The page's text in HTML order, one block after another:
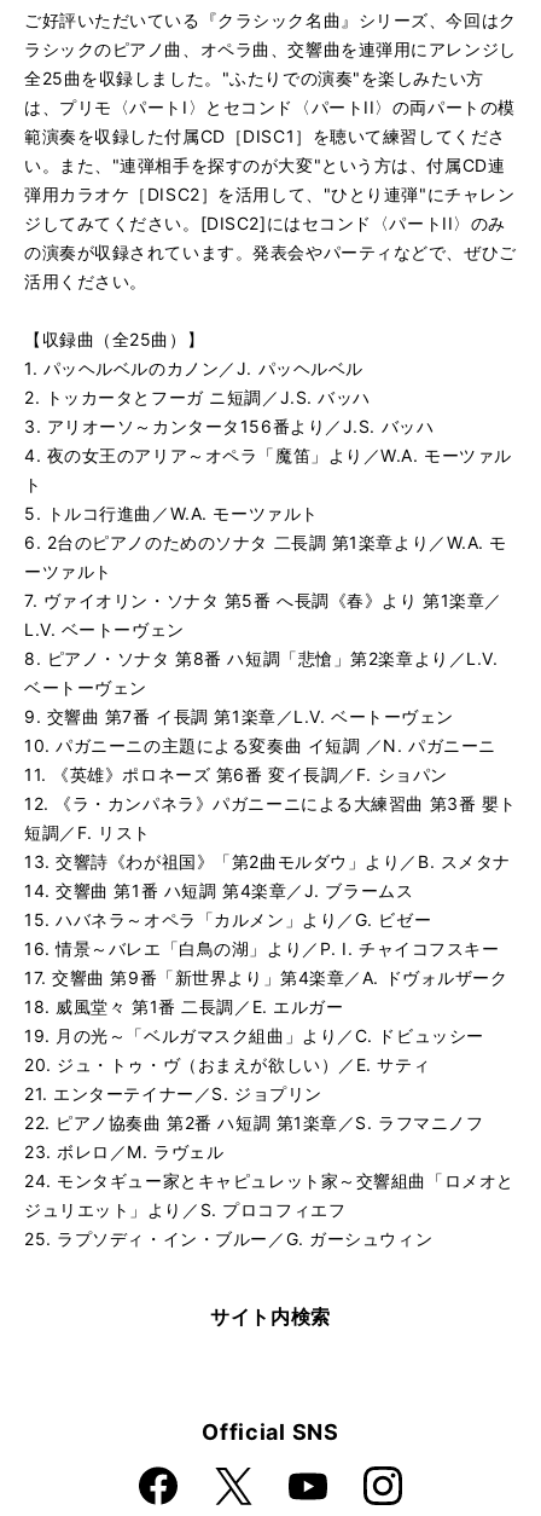
す
再
す
る
再
生
す
る
トルコ行進曲／W.A. モーツァルト [カラオケ]
再
生
す
る
2台のピアノのためのソナタ 二長調 第1楽章より／W.A.
再
生
す
る
2台のピアノのためのソナタ 二長調 第1楽章より／W.A.
再
生
す
る
ヴァイオリン・ソナタ 第5番 へ長調《春》より 第1楽章
再
生
る
ヴァイオリン・ソナタ 第5番 へ長調《春》より 第1楽章
生
す
る
再
生
す
る
ピアノ・ソナタ 第8番 ハ短調「悲愴」第2楽章より／L.V.
再
生
す
交響曲 第7番 イ長調 第1楽章／L.V. ベートーヴェン [模範
再
す
る
交響曲 第7番 イ長調 第1楽章／L.V. ベートーヴェン [カラ
再
生
す
る
パガニーニの主題による変奏曲 イ短調 ／N. パガニーニ [
再
生
す
パガニーニの主題による変奏曲 イ短調 ／N. パガニーニ [
再
す
る
《英雄》ポロネーズ 第6番 変イ長調／F. ショパン [模範演
再
生
す
る
《英雄》ポロネーズ 第6番 変イ長調／F. ショパン [カラオ
再
生
す
る
《ラ・カンパネラ》パガニーニによる大練習曲 第3番 嬰
再
生
す
る
《ラ・カンパネラ》パガニーニによる大練習曲 第3番 嬰
再
生
す
る
交響詩《わが祖国》「第2曲モルダウ」より／B. スメタナ
再
生
す
る
交響詩《わが祖国》「第2曲モルダウ」より／B. スメタナ
再
生
す
る
交響曲 第1番 ハ短調 第4楽章／J. ブラームス [模範演奏]
再
生
す
交響曲 第1番 ハ短調 第4楽章／J. ブラームス [カラオケ]
再
す
る
ハバネラ〜オペラ「カルメン」より／G. ビゼー [模範演奏]
再
生
す
る
ハバネラ〜オペラ「カルメン」より／G. ビゼー [カラオケ]
再
生
す
る
情景〜バレエ「白鳥の湖」より／P. I. チャイコフスキー [
再
生
す
情景〜バレエ「白鳥の湖」より／P. I. チャイコフスキー [
再
交響曲 第9番「新世界より」第4楽章／A. ドヴォルザーク
威風堂々 第1番 二長調／E. エルガー [模範演奏]
月の光〜「ベルガマスク組曲」より／C. ドビュッシー [模
月の光〜「ベルガマスク組曲」より／C. ドビュッシー [カ
ご好評いただいている『クラシック名曲』シリーズ、今回はク
ラシックのピアノ曲、オペラ曲、交響曲を連弾用にアレンジし
全25曲を収録しました。"ふたりでの演奏"を楽しみたい方
は、プリモ〈パートI〉とセコンド〈パートII〉の両パートの模
範演奏を収録した付属CD［DISC1］を聴いて練習してくださ
い。また、"連弾相手を探すのが大変"という方は、付属CD連
弾用カラオケ［DISC2］を活用して、"ひとり連弾"にチャレン
ジしてみてください。[DISC2]にはセコンド〈パートII〉のみ
の演奏が収録されています。発表会やパーティなどで、ぜひご
活用ください。
【収録曲（全25曲）】
1. パッヘルベルのカノン／J. パッヘルベル
2. トッカータとフーガ ニ短調／J.S. バッハ
3. アリオーソ～カンタータ156番より／J.S. バッハ
4. 夜の女王のアリア～オペラ「魔笛」より／W.A. モーツァル
ト
5. トルコ行進曲／W.A. モーツァルト
6. 2台のピアノのためのソナタ 二長調 第1楽章より／W.A. モ
ーツァルト
7. ヴァイオリン・ソナタ 第5番 へ長調《春》より 第1楽章／
L.V. ベートーヴェン
8. ピアノ・ソナタ 第8番 ハ短調「悲愴」第2楽章より／L.V.
ベートーヴェン
9. 交響曲 第7番 イ長調 第1楽章／L.V. ベートーヴェン
10. パガニーニの主題による変奏曲 イ短調 ／N. パガニーニ
11. 《英雄》ポロネーズ 第6番 変イ長調／F. ショパン
12. 《ラ・カンパネラ》パガニーニによる大練習曲 第3番 嬰ト
短調／F. リスト
13. 交響詩《わが祖国》「第2曲モルダウ」より／B. スメタナ
14. 交響曲 第1番 ハ短調 第4楽章／J. ブラームス
15. ハバネラ～オペラ「カルメン」より／G. ビゼー
16. 情景～バレエ「白鳥の湖」より／P. I. チャイコフスキー
17. 交響曲 第9番「新世界より」第4楽章／A. ドヴォルザーク
18. 威風堂々 第1番 二長調／E. エルガー
19. 月の光～「ベルガマスク組曲」より／C. ドビュッシー
20. ジュ・トゥ・ヴ（おまえが欲しい）／E. サティ
21. エンターテイナー／S. ジョプリン
22. ピアノ協奏曲 第2番 ハ短調 第1楽章／S. ラフマニノフ
23. ボレロ／M. ラヴェル
24. モンタギュー家とキャピュレット家～交響組曲「ロメオと
ジュリエット」より／S. プロコフィエフ
25. ラプソディ・イン・ブルー／G. ガーシュウィン
サイト内検索
Official SNS
Faceboo
k
X YouTube Instagra
m